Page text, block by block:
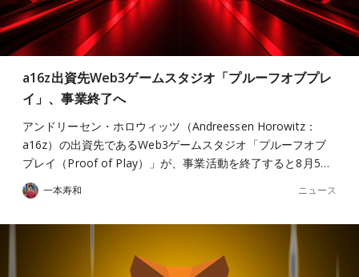
a16z出資先Web3ゲームスタジオ「プルーフオブプレ
イ」、事業終了へ
アンドリーセン・ホロウィッツ（Andreessen Horowitz：
a16z）の出資先であるWeb3ゲームスタジオ「プルーフオブ
プレイ（Proof of Play）」が、事業活動を終了すると8月5…
一本寿和 ニュース